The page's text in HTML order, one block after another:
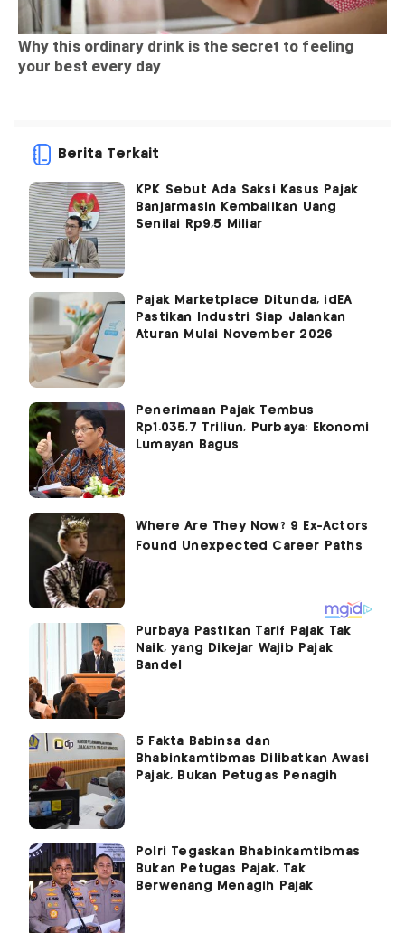
Berita Terkait
KPK Sebut Ada Saksi Kasus Pajak
Banjarmasin Kembalikan Uang
Senilai Rp9,5 Miliar
Pajak Marketplace Ditunda, idEA
Pastikan Industri Siap Jalankan
Aturan Mulai November 2026
Penerimaan Pajak Tembus
Rp1.035,7 Triliun, Purbaya: Ekonomi
Lumayan Bagus
Purbaya Pastikan Tarif Pajak Tak
Naik, yang Dikejar Wajib Pajak
Bandel
5 Fakta Babinsa dan
Bhabinkamtibmas Dilibatkan Awasi
Pajak, Bukan Petugas Penagih
Polri Tegaskan Bhabinkamtibmas
Bukan Petugas Pajak, Tak
Berwenang Menagih Pajak